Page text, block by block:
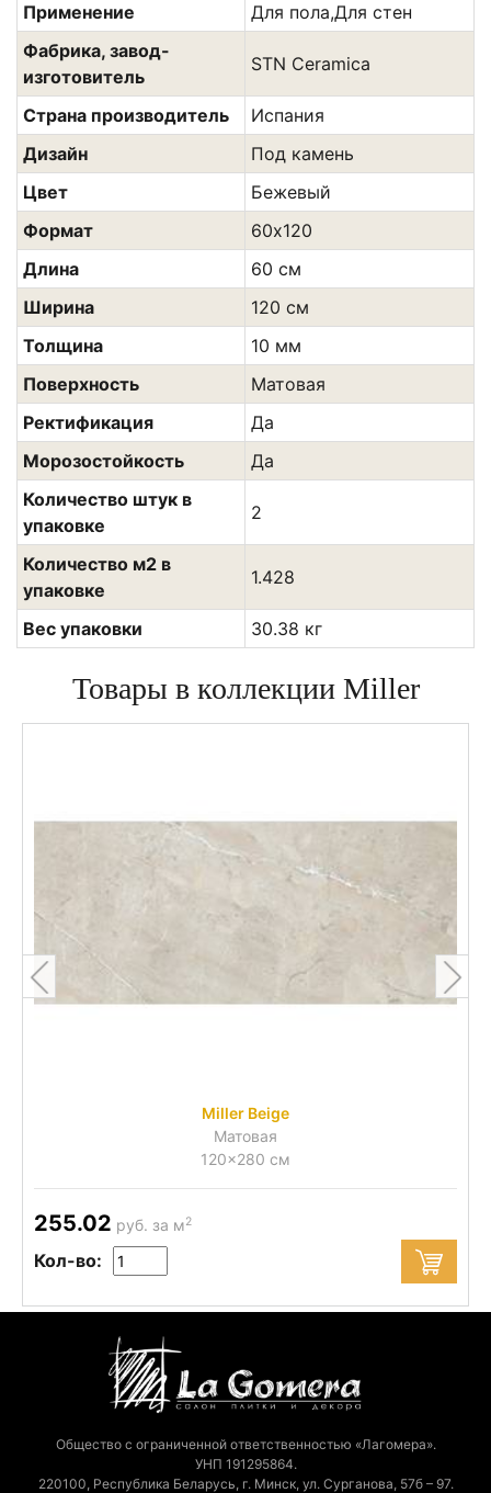
Применение
Для пола,Для стен
Фабрика, завод-
изготовитель
STN Ceramica
Страна производитель
Испания
Дизайн
Под камень
Цвет
Бежевый
Формат
60х120
Длина
60 см
Ширина
120 см
Толщина
10 мм
Поверхность
Матовая
Ректификация
Да
Морозостойкость
Да
Количество штук в
упаковке
2
Количество м2 в
упаковке
1.428
Вес упаковки 30.38 кг
Товары в коллекции Miller
Miller Beige
Матовая
120x280 см
255.02 руб. за м2
Кол-во:
Общество с ограниченной ответственностью «Лагомера».
УНП 191295864.
220100, Республика Беларусь, г. Минск, ул. Сурганова, 57б – 97.